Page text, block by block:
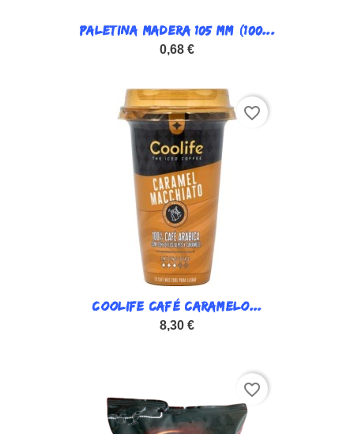
PALETINA MADERA 105 MM (100...
0,68 €
COOLIFE CAFÉ CARAMELO...
8,30 €
favorite_border
favorite_border